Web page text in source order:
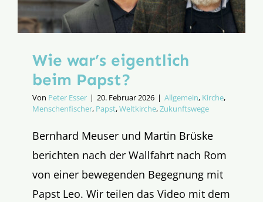
Wie war’s eigentlich
beim Papst?
Von Peter Esser | 20. Februar 2026 | Allgemein, Kirche,
Menschenfischer, Papst,Weltkirche,Zukunftswege
Bernhard Meuser und Martin Brüske
berichten nach der Wallfahrt nach Rom
von einer bewegenden Begegnung mit
Papst Leo. Wir teilen das Video mit dem